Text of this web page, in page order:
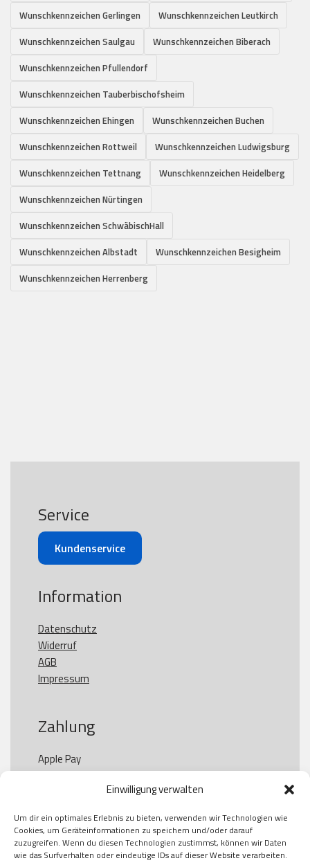
Einwilligung verwalten
Um dir ein optimales Erlebnis zu bieten, verwenden wir Technologien wie
Cookies, um Geräteinformationen zu speichern und/oder darauf
zuzugreifen. Wenn du diesen Technologien zustimmst, können wir Daten
wie das Surfverhalten oder eindeutige IDs auf dieser Website verarbeiten.
Wunschkennzeichen Gerlingen
Wunschkennzeichen Leutkirch
Wunschkennzeichen Saulgau
Wunschkennzeichen Biberach
Wunschkennzeichen Pfullendorf
Wunschkennzeichen Tauberbischofsheim
Wunschkennzeichen Ehingen
Wunschkennzeichen Buchen
Wunschkennzeichen Rottweil
Wunschkennzeichen Ludwigsburg
Wunschkennzeichen Tettnang
Wunschkennzeichen Heidelberg
Wunschkennzeichen Nürtingen
Wunschkennzeichen SchwäbischHall
Wunschkennzeichen Albstadt
Wunschkennzeichen Besigheim
Wunschkennzeichen Herrenberg
Service
Kundenservice
Information
Datenschutz
Widerruf
AGB
Impressum
Zahlung
Apple Pay
Paypal
Kauf auf Rechung
Klarna
American Express